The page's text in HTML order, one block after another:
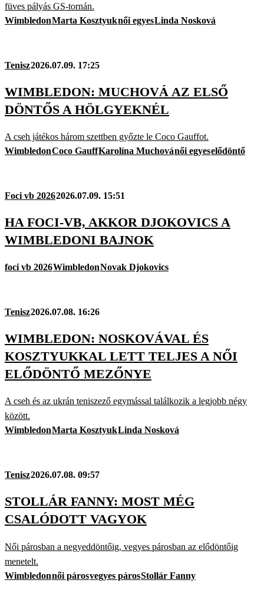
füves pályás GS-tornán.
WimbledonMarta Kosztyuknői egyesLinda Nosková
Tenisz2026.07.09. 17:25
WIMBLEDON: MUCHOVÁ AZ ELSŐ
DÖNTŐS A HÖLGYEKNÉL
A cseh játékos három szettben győzte le Coco Gauffot.
WimbledonCoco GauffKarolína Muchovánői egyeselődöntő
Foci vb 20262026.07.09. 15:51
HA FOCI-VB, AKKOR DJOKOVICS A
WIMBLEDONI BAJNOK
foci vb 2026WimbledonNovak Djokovics
Tenisz2026.07.08. 16:26
WIMBLEDON: NOSKOVÁVAL ÉS
KOSZTYUKKAL LETT TELJES A NŐI
ELŐDÖNTŐ MEZŐNYE
A cseh és az ukrán teniszező egymással találkozik a legjobb négy
között.
WimbledonMarta KosztyukLinda Nosková
Tenisz2026.07.08. 09:57
STOLLÁR FANNY: MOST MÉG
CSALÓDOTT VAGYOK
Női párosban a negyeddöntőig, vegyes párosban az elődöntőig
menetelt.
Wimbledonnői párosvegyes párosStollár Fanny